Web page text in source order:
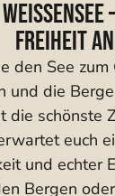
Freiheit
den See
und die
die schönste
euch
und echter
Bergen